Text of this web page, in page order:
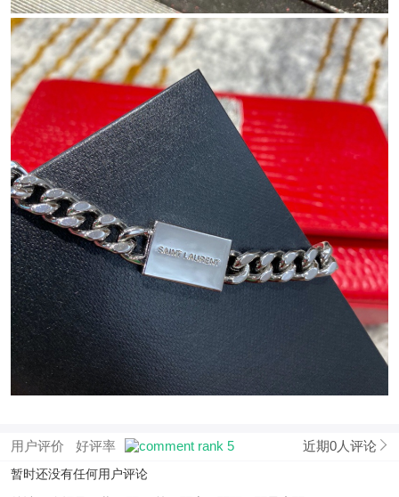
用户评价 好评率 近期0人评论
暂时还没有任何用户评论